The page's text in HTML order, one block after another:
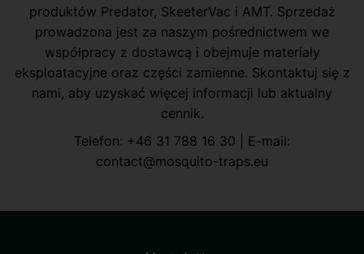
produktów Predator, SkeeterVac i AMT. Sprzedaż
prowadzona jest za naszym pośrednictwem we
współpracy z dostawcą i obejmuje materiały
eksploatacyjne oraz części zamienne. Skontaktuj się z
nami, aby uzyskać więcej informacji lub aktualny
cennik.
Telefon: +46 31 788 16 30 | E-mail:
contact@mosquito-traps.eu